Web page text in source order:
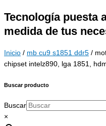
Tecnología puesta
medida de tus
Inicio / mb cu9 s1851 ddr5 /
chipset intelz890, lga 1851,
Buscar producto
Buscar
×